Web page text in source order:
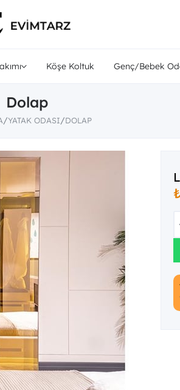
Köşe Koltuk Genç/Bebek
Dolap
YATAK ODASI DOLAP